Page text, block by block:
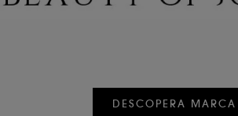
DESCOPERA MARCA